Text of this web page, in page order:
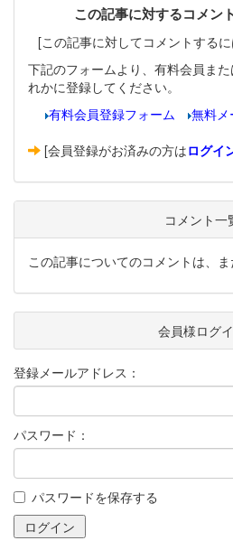
この記事に対するコメン
[この記事に対してコメントする
下記のフォームより、有料会員ま
れかに登録してください。
有料会員登録フォーム
無料メ
[会員登録がお済みの方はログイ
コメント一
この記事についてのコメントは、ま
会員様ログ
登録メールアドレス：
パスワード：
パスワードを保存する